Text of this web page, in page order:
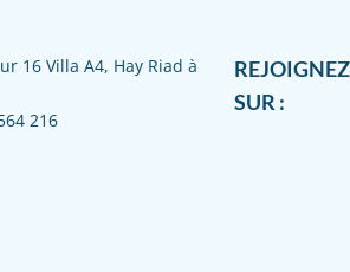
16 Villa A4, Hay Riad à
216
SUR :